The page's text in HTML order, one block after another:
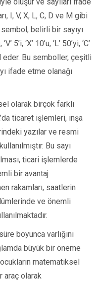
I, V, X, L, C, D ve M gibi
belirli bir sayıyı
5’i, ‘X’ 10’u, ‘L’ 50’yi, ‘C’
eder. Bu semboller, çeşitli
ifade etme olanağı
olarak birçok farklı
ticaret işlemleri, inşa
yazılar ve resmi
Bu sayı
ticari işlemlerde
bir avantaj
rakamları, saatlerin
ve önemli
boyunca varlığını
büyük bir öneme
matematiksel
araç olarak